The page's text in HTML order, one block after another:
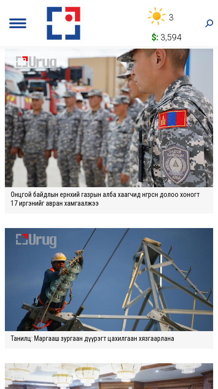
3
$: 3,594
Онцгой байдлын ерөнхий газрын алба хаагчид өнгөрсөн долоо хоногт
17 иргэнийг авран хамгаалжээ
Танилц: Маргааш зургаан дүүрэгт цахилгаан хязгаарлана